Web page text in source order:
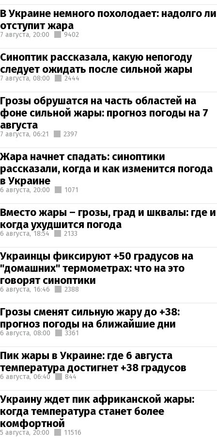
В Украине немного похолодает: надолго ли
отступит жара
7 августа, 20:00 9402
Синоптик рассказала, какую непогоду
следует ожидать после сильной жары
7 августа, 08:00 2444
Грозы обрушатся на часть областей на
фоне сильной жары: прогноз погоды на 7
августа
7 августа, 06:21 2397
Жара начнет спадать: синоптики
рассказали, когда и как изменится погода
в Украине
6 августа, 20:00 1071
Вместо жары – грозы, град и шквалы: где и
когда ухудшится погода
6 августа, 18:54 2133
Украинцы фиксируют +50 градусов на
"домашних" термометрах: что на это
говорят синоптики
6 августа, 16:46 2388
Грозы сменят сильную жару до +38:
прогноз погоды на ближайшие дни
6 августа, 08:00 3361
Пик жары в Украине: где 6 августа
температура достигнет +38 градусов
6 августа, 06:40 844
Украину ждет пик африканской жары:
когда температура станет более
комфортной
5 августа, 20:00 11516